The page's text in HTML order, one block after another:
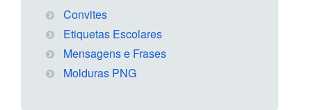
Convites
Etiquetas Escolares
Mensagens e Frases
Molduras PNG